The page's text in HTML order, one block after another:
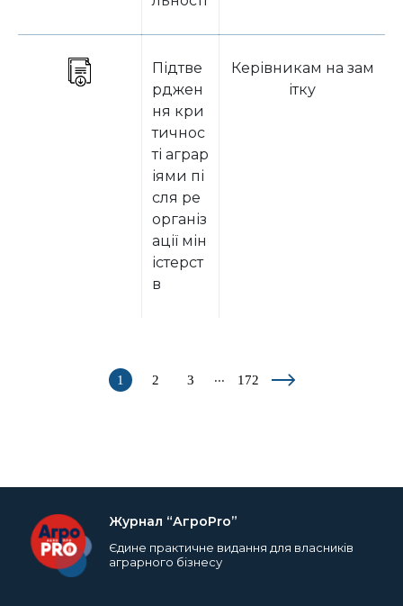
Підтве
рджен
ня кри
тичнос
ті аграр
іями пі
сля ре
організ
ації мін
істерст
в
Керівникам на зам
ітку
1 2 3 ... 172
Журнал “АгроPro”
Єдине практичне видання для власників
аграрного бізнесу